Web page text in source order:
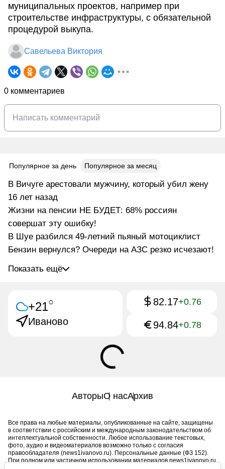
муниципальных проектов, например при
строительстве инфраструктуры, с обязательной
процедурой выкупа.
Савельева Виктория
0 комментариев
Популярное за день Популярное за месяц
В Вичуге арестовали мужчину, который убил жену
16 лет назад
Жизни на пенсии НЕ БУДЕТ: 68% россиян
совершат эту ошибку!
В Шуе разбился 49-летний пьяный мотоциклист
Бензин вернулся? Очереди на АЗС резко исчезают!
Показать ещё
+21○
Иваново
82.17+0.76
94.84+0.78
АвторыО насАрхив
Все права на любые материалы, опубликованные на сайте, защищены
в соответствии с российским и международным законодательством об
интеллектуальной собственности. Любое использование текстовых,
фото, аудио и видеоматериалов возможно только с согласия
правообладателя (news1ivanovo.ru). Персональные данные (ФЗ 152).
При полном или частичном использовании материалов news1ivanovo.ru